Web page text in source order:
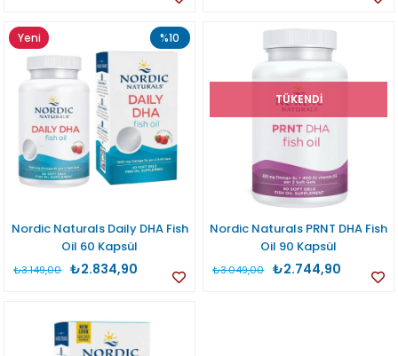
Nordic Naturals Daily DHA Fish
Oil 60 Kapsül
₺2.834,90
₺3.149,00
%10
Yeni
Ürün
TÜKENDI
Nordic Naturals PRNT DHA Fish
Oil 90 Kapsül
₺2.744,90
₺3.049,00